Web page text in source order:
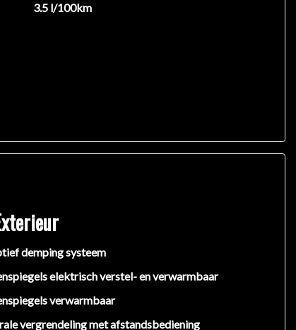
3.5 l/100km
demping systeem
elektrisch verstel- en verwarmbaar
verwarmbaar
vergrendeling met afstandsbediening